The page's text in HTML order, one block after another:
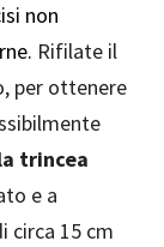
non
Rifilate il
per ottenere
trincea
e a
circa 15 cm